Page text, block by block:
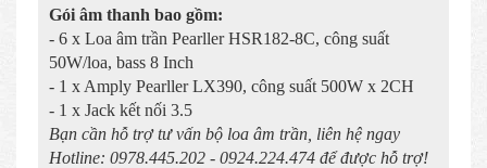
Gói âm thanh bao gồm:
- 6 x Loa âm trần Pearller HSR182-8C, công suất
50W/loa, bass 8 Inch
- 1 x Amply Pearller LX390, công suất 500W x 2CH
- 1 x Jack kết nối 3.5
Bạn cần hỗ trợ tư vấn bộ loa âm trần, liên hệ ngay
Hotline: 0978.445.202 - 0924.224.474 để được hỗ trợ!